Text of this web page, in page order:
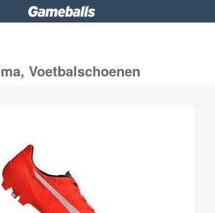
Voetbalschoenen